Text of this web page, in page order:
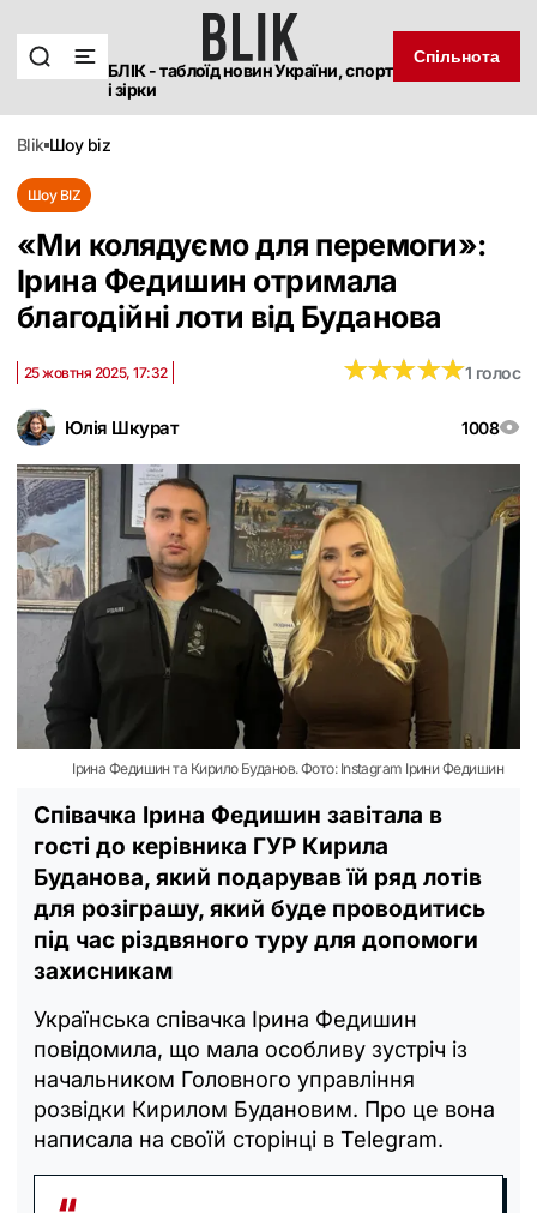
БЛІК - таблоїд новин України, спорт
і зірки
Спільнота
blik шоу biz
Шоу BIZ
«Ми колядуємо для перемоги»:
Ірина Федишин отримала
благодійні лоти від Буданова
Юлія Шкурат 1008
25 жовтня 2025, 17:32 ★★★★★
★★★★★1 голос
Ірина Федишин та Кирило Буданов. Фото: Instagram Ірини Федишин
Співачка Ірина Федишин завітала в
гості до керівника ГУР Кирила
Буданова, який подарував їй ряд лотів
для розіграшу, який буде проводитись
під час різдвяного туру для допомоги
захисникам
Українська співачка Ірина Федишин
повідомила, що мала особливу зустріч із
начальником Головного управління
розвідки Кирилом Будановим. Про це вона
написала на своїй сторінці в Telegram.